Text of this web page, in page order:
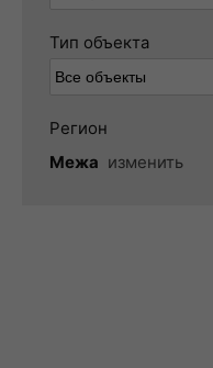
Тип объекта
Регион
Межа изменить